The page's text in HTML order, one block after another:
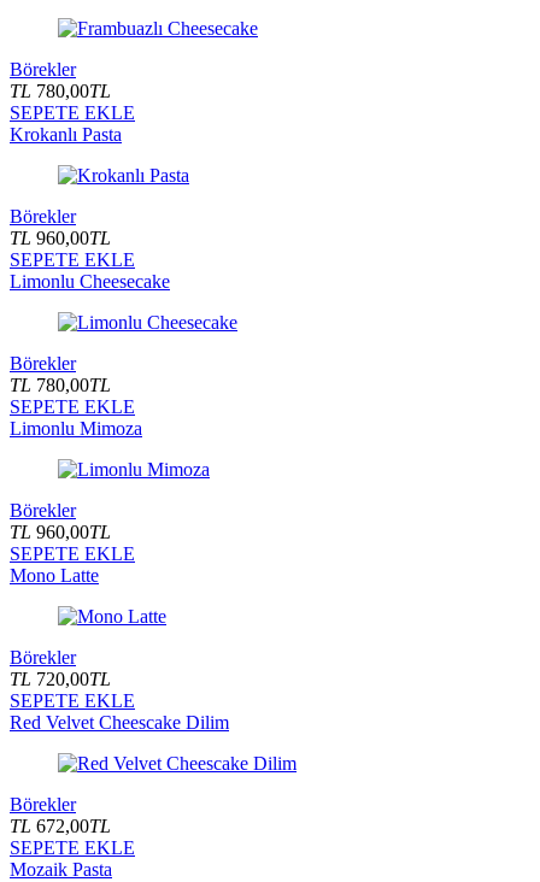
Börekler
TL 780,00TL
SEPETE EKLE
Krokanlı Pasta
Börekler
TL 960,00TL
SEPETE EKLE
Limonlu Cheesecake
Börekler
TL 780,00TL
SEPETE EKLE
Limonlu Mimoza
Börekler
TL 960,00TL
SEPETE EKLE
Mono Latte
Börekler
TL 720,00TL
SEPETE EKLE
Red Velvet Cheescake Dilim
Börekler
TL 672,00TL
SEPETE EKLE
Mozaik Pasta